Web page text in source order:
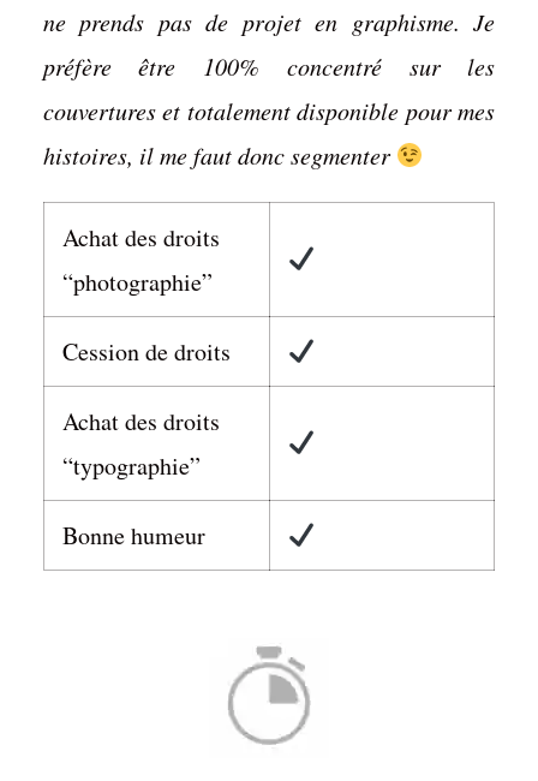
Créations de
Couvertures
ne prends pas de projet en graphisme. Je
préfère être 100% concentré sur les
couvertures et totalement disponible pour mes
histoires, il me faut donc segmenter
Achat des droits
“photographie”
Cession de droits
Achat des droits
“typographie”
Bonne humeur